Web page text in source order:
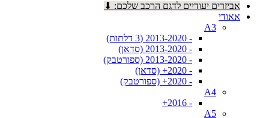
אביזרים יעודיים לדגם הרכב שלכם: ⬇
אאודי
A3
- 2013-2020 (3 דלתות)
- 2013-2020 (סדאן)
- 2013-2020 (ספורטבק)
- 2020+ (סדאן)
- 2020+ (ספורטבק)
A4
- 2016+
A5